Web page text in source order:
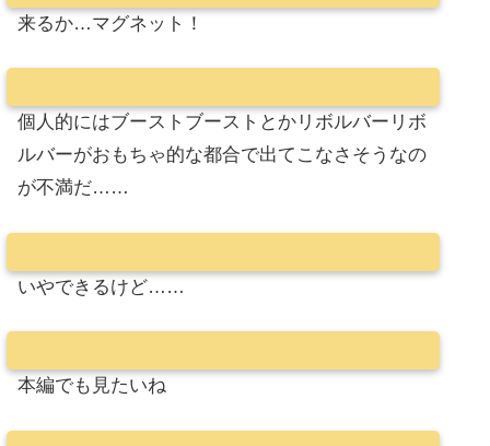
来るか…マグネット！
個人的にはブーストブーストとかリボルバーリボ
ルバーがおもちゃ的な都合で出てこなさそうなの
が不満だ……
いやできるけど……
本編でも見たいね